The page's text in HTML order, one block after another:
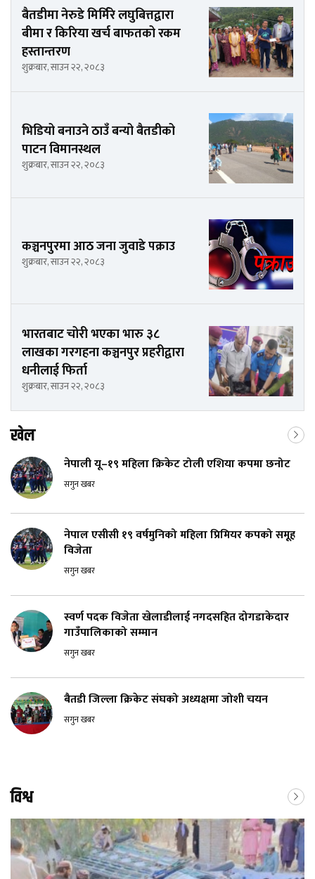
बैतडीमा नेरुडे मिर्मिरे लघुबित्तद्वारा
बीमा र किरिया खर्च बाफतको रकम
हस्तान्तरण
शुक्रबार, साउन २२, २०८३
भिडियो बनाउने ठाउँ बन्यो बैतडीको
पाटन विमानस्थल
शुक्रबार, साउन २२, २०८३
कञ्चनपुरमा आठ जना जुवाडे पक्राउ
शुक्रबार, साउन २२, २०८३
भारतबाट चोरी भएका भारु ३८
लाखका गरगहना कञ्चनपुर प्रहरीद्वारा
धनीलाई फिर्ता
शुक्रबार, साउन २२, २०८३
खेल
नेपाली यू–१९ महिला क्रिकेट टोली एशिया कपमा छनोट
सगुन खबर
नेपाल एसीसी १९ वर्षमुनिको महिला प्रिमियर कपको समूह
विजेता
सगुन खबर
स्वर्ण पदक विजेता खेलाडीलाई नगदसहित दोगडाकेदार
गाउँपालिकाको सम्मान
सगुन खबर
बैतडी जिल्ला क्रिकेट संघको अध्यक्षमा जोशी चयन
सगुन खबर
विश्व